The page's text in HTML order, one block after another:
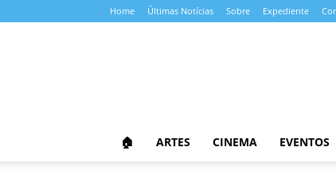
Home Últimas Notícias Sobre Expediente
🏠 ARTES CINEMA EVENTOS